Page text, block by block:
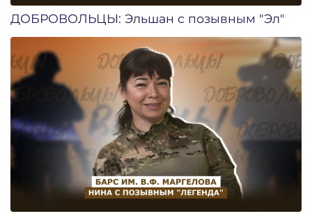
ДОБРОВОЛЬЦЫ: Эльшан с позывным "Эл"